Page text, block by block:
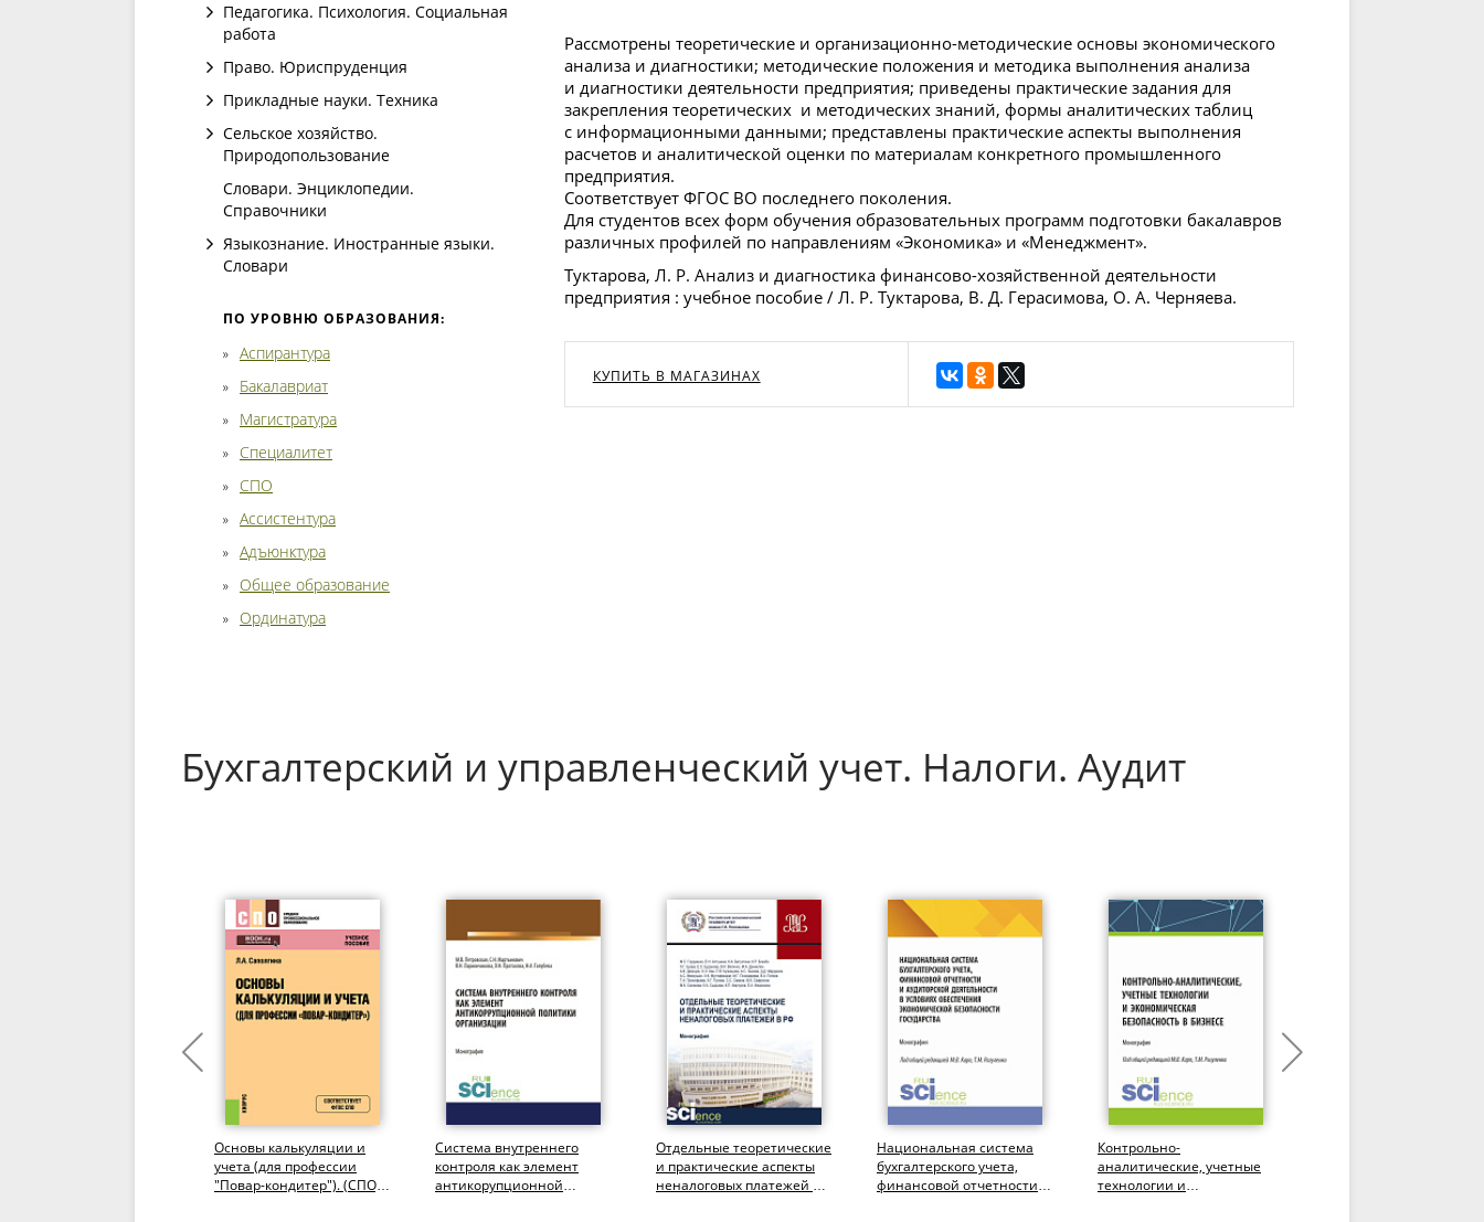
Педагогика. Психология. Социальная
работа
Право. Юриспруденция
Прикладные науки. Техника
Сельское хозяйство.
Природопользование
Словари. Энциклопедии.
Справочники
Языкознание. Иностранные языки.
Словари
ПО УРОВНЮ ОБРАЗОВАНИЯ:
Аспирантура
Бакалавриат
Магистратура
Специалитет
СПО
Ассистентура
Адъюнктура
Общее образование
Ординатура
Рассмотрены теоретические и организационно-методические основы экономического
анализа и диагностики; методические положения и методика выполнения анализа
и диагностики деятельности предприятия; приведены практические задания для
закрепления теоретических и методических знаний, формы аналитических таблиц
с информационными данными; представлены практические аспекты выполнения
расчетов и аналитической оценки по материалам конкретного промышленного
предприятия.
Соответствует ФГОС ВО последнего поколения.
Для студентов всех форм обучения образовательных программ подготовки бакалавров
различных профилей по направлениям «Экономика» и «Менеджмент».
Туктарова, Л. Р. Анализ и диагностика финансово-хозяйственной деятельности
предприятия : учебное пособие / Л. Р. Туктарова, В. Д. Герасимова, О. А. Черняева.
КУПИТЬ В МАГАЗИНАХ
Бухгалтерский и управленческий учет. Налоги. Аудит
Основы калькуляции и
учета (для профессии
"Повар-кондитер"). (СПО).
Система внутреннего
контроля как элемент
антикорупционной
Отдельные теоретические
и практические аспекты
неналоговых платежей в
Национальная система
бухгалтерского учета,
финансовой отчетности и
Контрольно-
аналитические, учетные
технологии и